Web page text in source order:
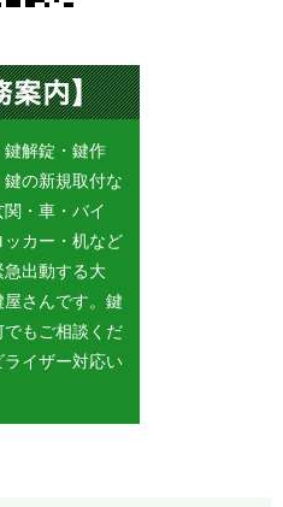
解錠・鍵作
の新規取付な
・車・バイ
ッカー・机など
出動する大
さんです。鍵
もご相談くだ
ライザー対応い